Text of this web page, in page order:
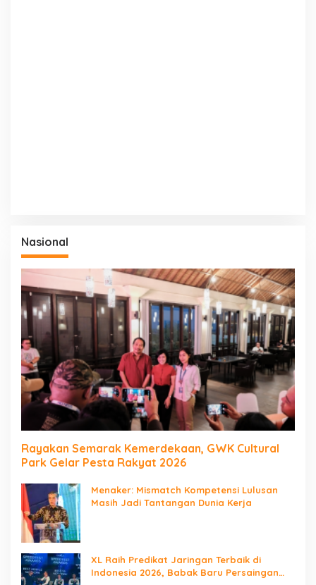
Nasional
Rayakan Semarak Kemerdekaan, GWK Cultural
Park Gelar Pesta Rakyat 2026
Menaker: Mismatch Kompetensi Lulusan
Masih Jadi Tantangan Dunia Kerja
XL Raih Predikat Jaringan Terbaik di
Indonesia 2026, Babak Baru Persaingan